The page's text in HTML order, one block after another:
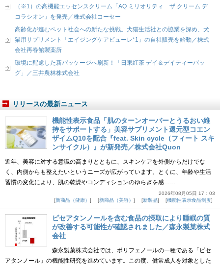
（※1）の高機能エッセンスクリーム「AQ ミリオリティ ザ クリーム デ
コラシオン」を発売／株式会社コーセー
高齢化が進むペット社会への新たな挑戦。犬猫生活社との協業を深め、犬
猫用サプリメント「エイジングケアピューレ*1」の自社販売を始動／株式
会社再春館製薬所
環境に配慮した新パッケージへ刷新！「日東紅茶 デイ＆デイティーバッ
グ」／三井農林株式会社
リリースの最新ニュース
機能性表示食品「肌のターンオーバーとうるおい維
持をサポートする」美容サプリメント還元型コエン
ザイムQ10を配合『feat. Skin cycle（フィート スキ
ンサイクル）』が新発売／株式会社Quon
近年、美容に対する意識の高まりとともに、スキンケアを外側からだけでな
く、内側からも整えたいというニーズが広がっています。とくに、年齢や生活
習慣の変化により、肌の乾燥やコンディションのゆらぎを感……
2026年08月05日 17：03
新商品（健康）
新商品（美容） 新製品 機能性表示食品制度
ピセアタンノールを含む食品の摂取により睡眠の質
が改善する可能性が確認されました／森永製菓株式
会社
森永製菓株式会社では、ポリフェノールの一種である「ピセ
アタンノール」の機能性研究を進めています。この度、健常成人を対象とした